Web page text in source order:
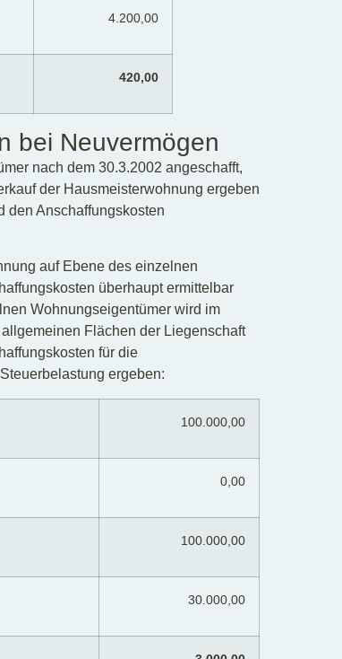
4.200,00
420,00
bei Neuvermögen
nach dem 30.3.2002 angeschafft,
der Hausmeisterwohnung ergeben
den Anschaffungskosten
auf Ebene des einzelnen
überhaupt ermittelbar
Wohnungseigentümer wird im
Flächen der Liegenschaft
für die
ergeben:
100.000,00
0,00
100.000,00
30.000,00